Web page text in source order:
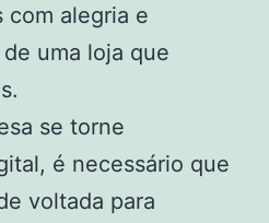
com alegria e
uma loja que
se torne
é necessário que
voltada para